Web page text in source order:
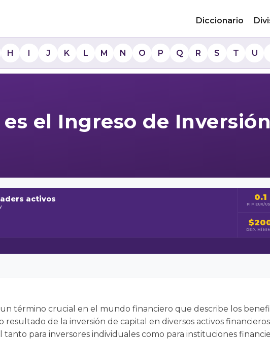
Diccionario
H I J K L M N O P Q R S T U
es el Ingreso de
activos 0.1
PIP EUR/
DEP.
término crucial en el mundo financiero que describe los
resultado de la inversión de capital en diversos activos
para inversores individuales como para instituciones